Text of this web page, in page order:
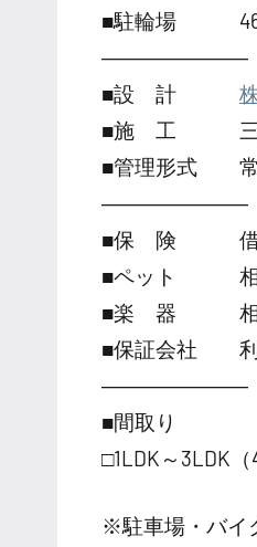
■駐輪場 469
―――――――
■設 計
■施 工 三井
■管理形式 常
―――――――
■保 険 借家
■ペット 相談
■楽 器 相
■保証会社 利
―――――――
■間取り
□1LDK～3LDK（
※駐車場・バイ